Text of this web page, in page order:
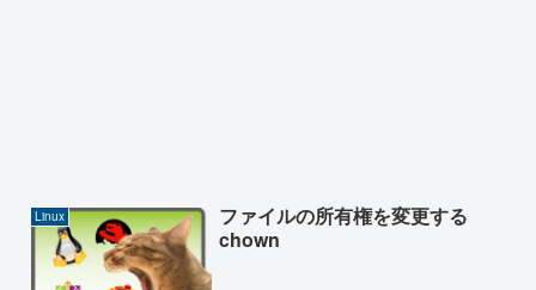
Linux
ファイルの所有権を変更する
chown